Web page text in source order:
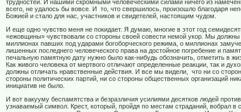
трудностей. И нашими скромными человеческими силами ничего из
всего, не удалось бы вовсе. И то, что свершилось, произошло благодаря
Божией и стало для нас, участников и свидетелей, настоящим чудом.
И еще одно чувство меня не покидает. Я думаю, многие в этот год
«ежовщины» чувствовали со стороны своей совести немой укор. Мы
миллионах павших под ударами богоборческого режима, о миллионах
лишенных последнего человеческого права на достойное погребение и
печальную памятную дату нужно было как-нибудь обозначить, отметить в
Как живого человека от мертвого отличают определенные реакции, так и
должны отличать нравственные действия. И все мы видели, что ни со
стороны политических партий, ни со стороны общественных организаций
инициатив не было.
И вот вакууму беспамятства и безразличия усилиями десятков людей
узнаваемый символ. Крест, который, пройдя по местам страданий, вобрал в